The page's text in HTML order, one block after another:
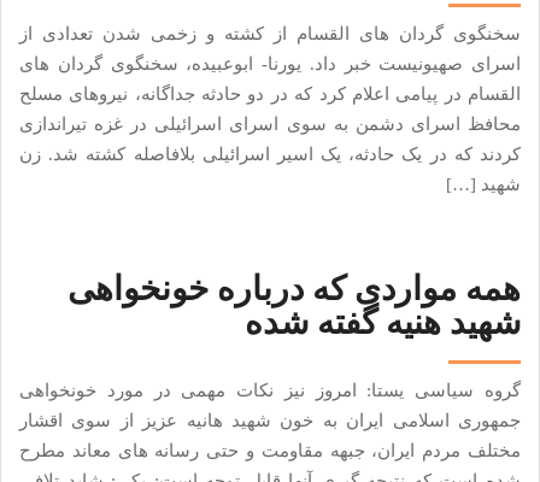
سخنگوی گردان های القسام از کشته و زخمی شدن تعدادی از
اسرای صهیونیست خبر داد. یورنا- ابوعبیده، سخنگوی گردان های
القسام در پیامی اعلام کرد که در دو حادثه جداگانه، نیروهای مسلح
محافظ اسرای دشمن به سوی اسرای اسرائیلی در غزه تیراندازی
کردند که در یک حادثه، یک اسیر اسرائیلی بلافاصله کشته شد. زن
شهید […]
همه مواردی که درباره خونخواهی
شهید هنیه گفته شده
گروه سیاسی یستا: امروز نیز نکات مهمی در مورد خونخواهی
جمهوری اسلامی ایران به خون شهید هانیه عزیز از سوی اقشار
مختلف مردم ایران، جبهه مقاومت و حتی رسانه های معاند مطرح